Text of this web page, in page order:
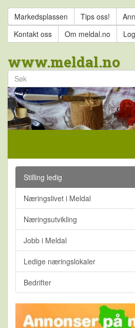
Markedsplassen Tips oss!
Kontakt oss
Om meldal.no
www.meldal.no
Stilling ledig
Næringslivet i Meldal
Næringsutvikling
Jobb i Meldal
Ledige næringslokaler
Bedrifter